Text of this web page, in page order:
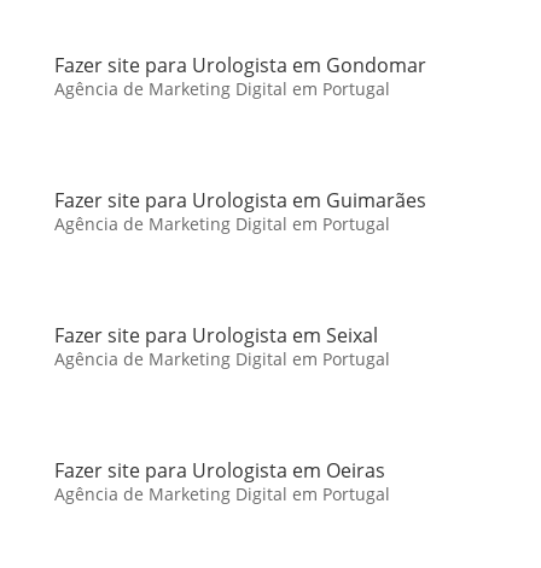
Fazer site para Urologista em Gondomar
Agência de Marketing Digital em Portugal
Fazer site para Urologista em Guimarães
Agência de Marketing Digital em Portugal
Fazer site para Urologista em Seixal
Agência de Marketing Digital em Portugal
Fazer site para Urologista em Oeiras
Agência de Marketing Digital em Portugal